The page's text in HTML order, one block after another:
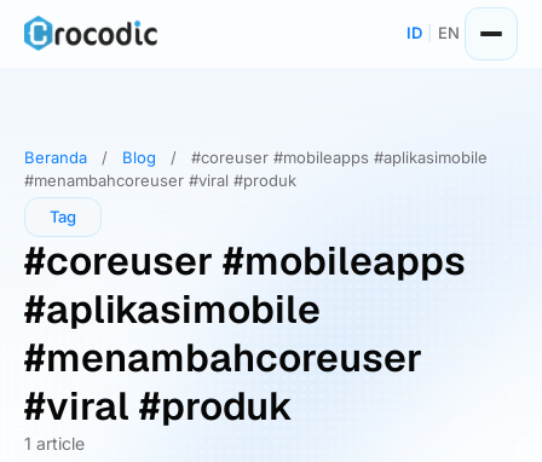
Skip
ID EN
Beranda / Blog /
#coreuser #mobileapps #aplikasimobile
#menambahcoreuser #viral #produk
Tag
#coreuser #mobileapps
#aplikasimobile
#menambahcoreuser
#viral #produk
1 article